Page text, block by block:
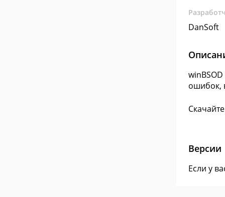
DanSoft
ошибок,
Версии
Если у